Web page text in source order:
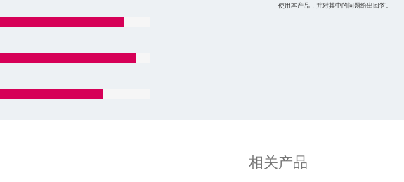
使用本产品，并对其中的问题给出回答。
相关产品